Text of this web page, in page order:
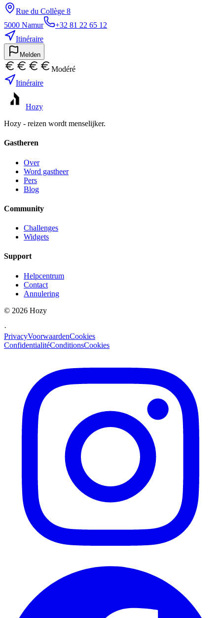
Rue du Collège 8
5000 Namur
+32 81 22 65 12
Itinéraire
Melden
Modéré
Itinéraire
Hozy
Hozy - reizen wordt menselijker.
Gastheren
Over
Word gastheer
Pers
Blog
Community
Challenges
Widgets
Support
Helpcentrum
Contact
Annulering
© 2026 Hozy
·
PrivacyVoorwaardenCookies
ConfidentialitéConditionsCookies